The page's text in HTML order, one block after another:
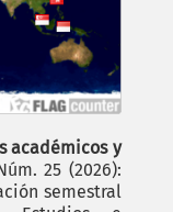
académicos y
25 (2026):
semestral